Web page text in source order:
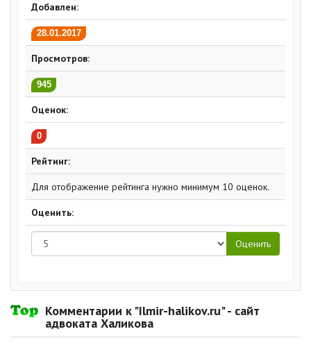
Добавлен:
28.01.2017
Просмотров:
945
Оценок:
0
Рейтинг:
Для отображение рейтинга нужно минимум 10 оценок.
Оценить:
Комментарии к "Ilmir-halikov.ru" - сайт
адвоката Халикова